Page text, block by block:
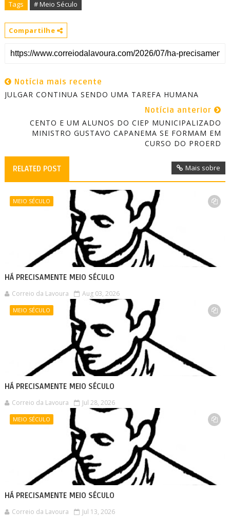
Tags # Meio Século
Compartilhe
Notícia mais recente
JULGAR CONTINUA SENDO UMA TAREFA HUMANA
Notícia anterior
CENTO E UM ALUNOS DO CIEP MUNICIPALIZADO
MINISTRO GUSTAVO CAPANEMA SE FORMAM EM
CURSO DO PROERD
RELATED POST Mais sobre
MEIO SÉCULO
HÁ PRECISAMENTE MEIO SÉCULO
Correio da Lavoura Aug 03, 2026
MEIO SÉCULO
HÁ PRECISAMENTE MEIO SÉCULO
Correio da Lavoura Jul 28, 2026
MEIO SÉCULO
HÁ PRECISAMENTE MEIO SÉCULO
Correio da Lavoura Jul 13, 2026